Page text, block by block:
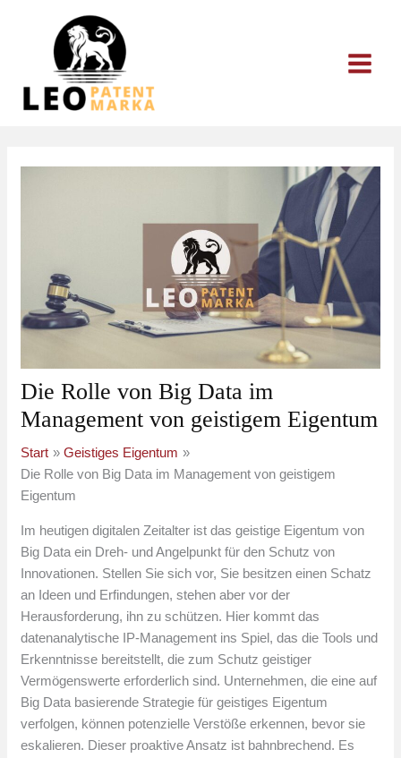
Die Rolle von Big Data im
Management von geistigem Eigentum
Start
Geistiges Eigentum
Die Rolle von Big Data im Management von geistigem
Eigentum
Im heutigen digitalen Zeitalter ist das geistige Eigentum von
Big Data ein Dreh- und Angelpunkt für den Schutz von
Innovationen. Stellen Sie sich vor, Sie besitzen einen Schatz
an Ideen und Erfindungen, stehen aber vor der
Herausforderung, ihn zu schützen. Hier kommt das
datenanalytische IP-Management ins Spiel, das die Tools und
Erkenntnisse bereitstellt, die zum Schutz geistiger
Vermögenswerte erforderlich sind. Unternehmen, die eine auf
Big Data basierende Strategie für geistiges Eigentum
verfolgen, können potenzielle Verstöße erkennen, bevor sie
eskalieren. Dieser proaktive Ansatz ist bahnbrechend. Es